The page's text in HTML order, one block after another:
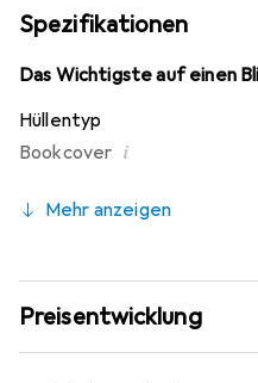
zuverlässige Wahl für eine
Spezifikationen
Das Wichtigste auf einen
Hüllentyp
Bookcover i
Mehr anzeigen
Preisentwicklung